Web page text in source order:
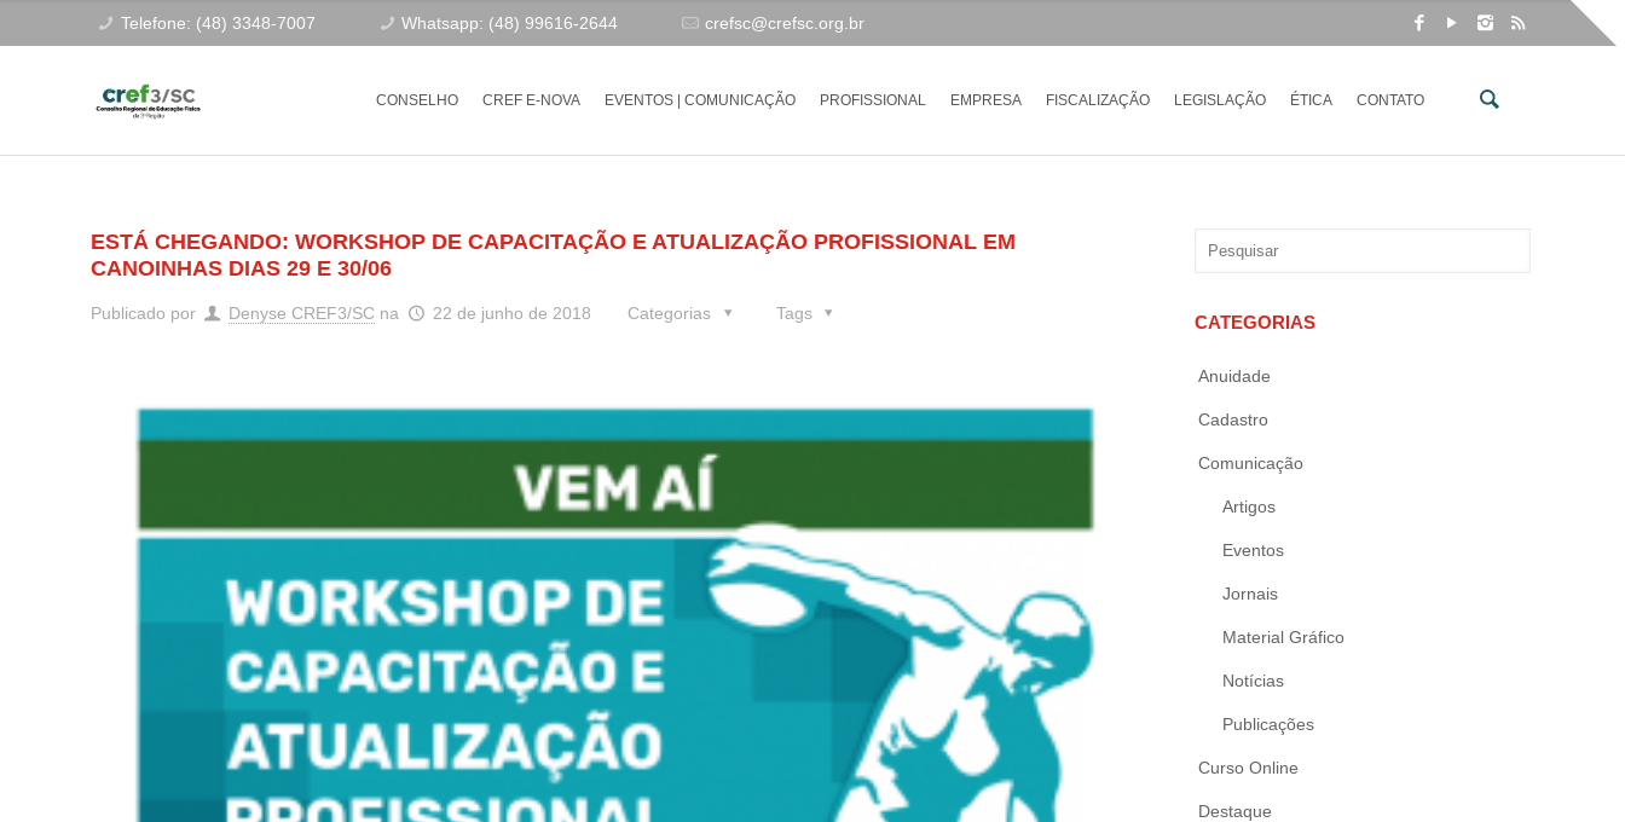
Telefone: (48) 3348-7007 Whatsapp: (48) 99616-2644 crefsc@crefsc.org.br
CONSELHO CREF E-NOVA EVENTOS | COMUNICAÇÃO PROFISSIONAL EMPRESA FISCALIZAÇÃO LEGISLAÇÃO ÉTICA CONTATO
ESTÁ CHEGANDO: WORKSHOP DE CAPACITAÇÃO E ATUALIZAÇÃO PROFISSIONAL EM
CANOINHAS DIAS 29 E 30/06
Publicado por Denyse CREF3/SC na 22 de junho de 2018 Categorias Tags CATEGORIAS
Anuidade
Cadastro
Comunicação
Artigos
Eventos
Jornais
Material Gráfico
Notícias
Publicações
Curso Online
Destaque